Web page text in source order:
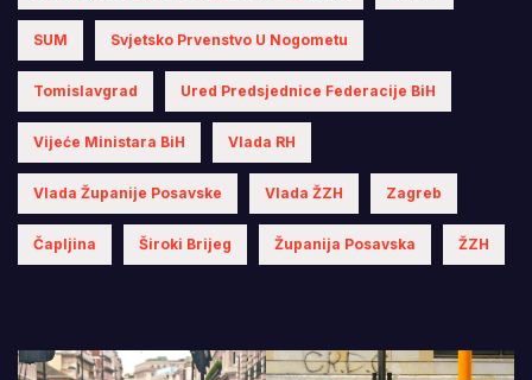
SUM Svjetsko Prvenstvo U Nogometu
Tomislavgrad Ured Predsjednice Federacije BiH
Vijeće Ministara BiH Vlada RH
Vlada Županije Posavske Vlada ŽZH Zagreb
Čapljina Široki Brijeg Županija Posavska ŽZH